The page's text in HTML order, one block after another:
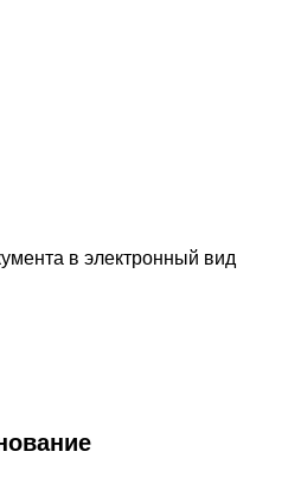
в электронный вид